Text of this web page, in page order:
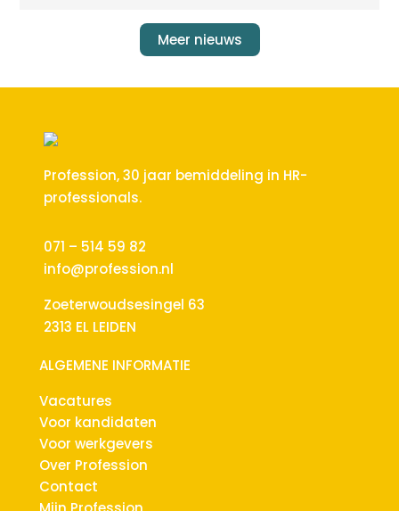
Meer nieuws
Profession, 30 jaar bemiddeling in HR-
professionals.
071 – 514 59 82
info@profession.nl
Zoeterwoudsesingel 63
2313 EL LEIDEN
ALGEMENE INFORMATIE
Vacatures
Voor kandidaten
Voor werkgevers
Over Profession
Contact